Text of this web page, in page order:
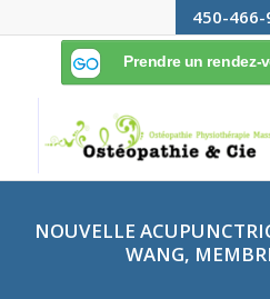
450-466-
NOUVELLE
WANG,